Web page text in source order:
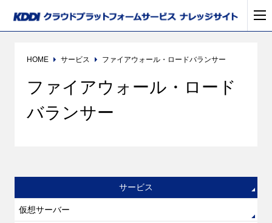
HOME サービス ファイアウォール・ロードバランサー
ファイアウォール・ロード
バランサー
サービス
仮想サーバー